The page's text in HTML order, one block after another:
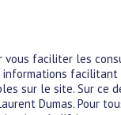
vous faciliter les
informations
sur le site. Sur ce
Dumas. Pour